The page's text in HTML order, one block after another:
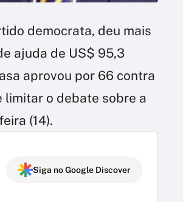
democrata, deu mais
ajuda de US$ 95,3
aprovou por 66 contra
limitar o debate sobre a
(14).
Siga no Google Discover